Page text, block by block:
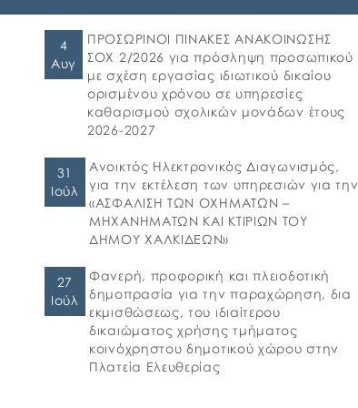
ηλεκτρονική υποβολή αιτήσεων για τη
συμμετοχή στο πρόγραμμα «Προώθηση και
υποστήριξη παιδιών για την ένταξή τους
στην προσχολική εκπαίδευση καθώς και για
τη πρόσβαση παιδιών σχολικής ηλικίας,
εφήβων και ατόμων με αναπηρία, σε
υπηρεσίες δημιουργικής απασχόλησης» για
4
Αυγ
ΠΡΟΣΩΡΙΝΟΙ ΠΙΝΑΚΕΣ ΑΝΑΚΟΙΝΩΣΗΣ
ΣΟΧ 2/2026 για πρόσληψη προσωπικού
με σχέση εργασίας ιδιωτικού δικαίου
ορισμένου χρόνου σε υπηρεσίες
καθαρισμού σχολικών μονάδων έτους
2026-2027
31
Ιούλ
Ανοικτός Ηλεκτρονικός Διαγωνισμός,
για την εκτέλεση των υπηρεσιών για την
«ΑΣΦΑΛΙΣΗ ΤΩΝ ΟΧΗΜΑΤΩΝ –
ΜΗΧΑΝΗΜΑΤΩΝ ΚΑΙ ΚΤΙΡΙΩΝ ΤΟΥ
ΔΗΜΟΥ ΧΑΛΚΙΔΕΩΝ»
27
Ιούλ
Φανερή, προφορική και πλειοδοτική
δημοπρασία για την παραχώρηση, δια
εκμισθώσεως, του ιδιαίτερου
δικαιώματος χρήσης τμήματος
κοινόχρηστου δημοτικού χώρου στην
Πλατεία Ελευθερίας